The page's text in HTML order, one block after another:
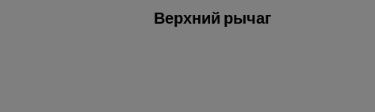
Верхний рычаг